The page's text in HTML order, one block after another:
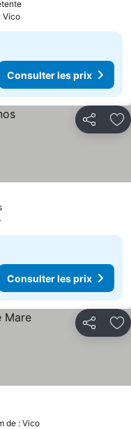
Consulter les prix
Vico
Consulter les prix
Partager
Consulter les prix
Consulter les prix
Partager
les prix
de : Vico